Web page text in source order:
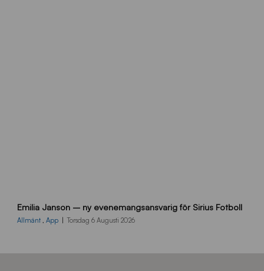
0
0
Emilia Janson – ny evenemangsansvarig för Sirius Fotboll
Allmänt , App Torsdag 6 Augusti 2026